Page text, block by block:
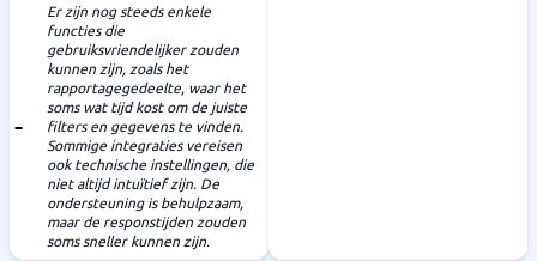
Er zijn nog steeds enkele
functies die
gebruiksvriendelijker zouden
kunnen zijn, zoals het
rapportagegedeelte, waar het
soms wat tijd kost om de juiste
filters en gegevens te vinden.
Sommige integraties vereisen
ook technische instellingen, die
niet altijd intuïtief zijn. De
ondersteuning is behulpzaam,
maar de responstijden zouden
soms sneller kunnen zijn.